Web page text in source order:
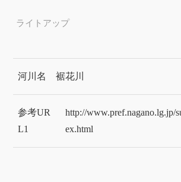
ライトアップ
河川名 裾花川
参考UR
L1
http://www.pref.nagano.lg.jp/
ex.html